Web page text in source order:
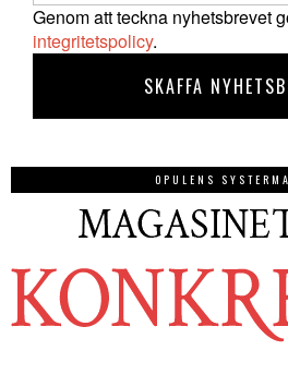
Genom att teckna nyhetsbrevet
integritetspolicy.
OPULENS